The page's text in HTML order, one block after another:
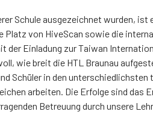
Schule ausgezeichnet wurden, ist
Platz von HiveScan sowie die
der Einladung zur Taiwan
wie breit die HTL Braunau
Schüler in den unterschiedlichsten
arbeiten. Die Erfolge sind das
Betreuung durch unsere